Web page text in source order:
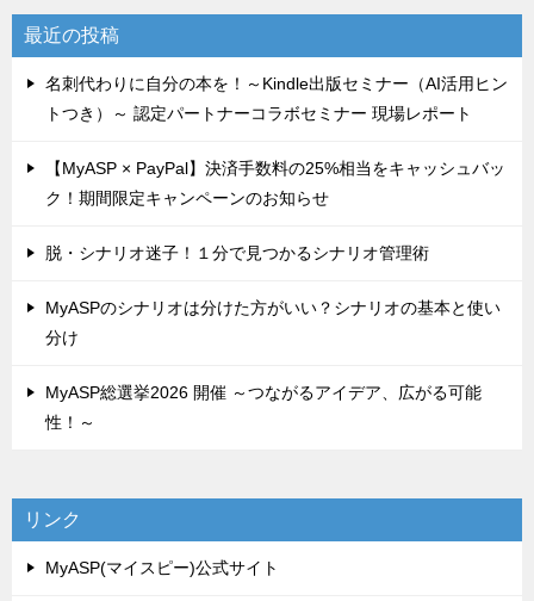
最近の投稿
名刺代わりに自分の本を！～Kindle出版セミナー（AI活用ヒン
トつき）～ 認定パートナーコラボセミナー 現場レポート
【MyASP × PayPal】決済手数料の25%相当をキャッシュバッ
ク！期間限定キャンペーンのお知らせ
脱・シナリオ迷子！１分で見つかるシナリオ管理術
MyASPのシナリオは分けた方がいい？シナリオの基本と使い
分け
MyASP総選挙2026 開催 ～つながるアイデア、広がる可能
性！～
リンク
MyASP(マイスピー)公式サイト